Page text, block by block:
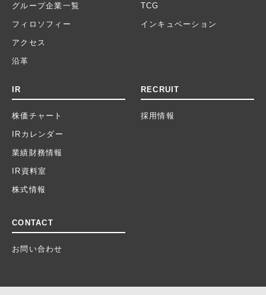
グループ企業一覧
フィロソフィー
アクセス
沿革
TCG
インキュベーション
IR
株価チャート
IRカレンダー
業績財務情報
IR資料室
株式情報
RECRUIT
採用情報
CONTACT
お問い合わせ